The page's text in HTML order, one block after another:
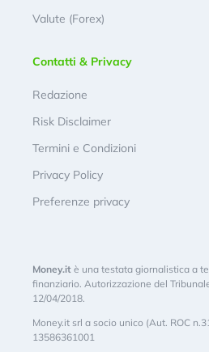
Valute (Forex)
Contatti & Privacy
Redazione
Risk Disclaimer
Termini e Condizioni
Privacy Policy
Preferenze privacy
Money.it è una testata giornalistica a
finanziario. Autorizzazione del
12/04/2018.
Money.it srl a socio unico (Aut. ROC
13586361001